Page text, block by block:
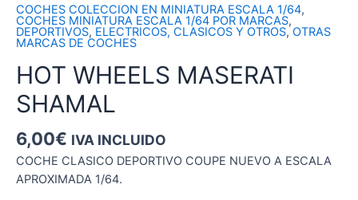
COCHES COLECCION EN MINIATURA ESCALA 1/64,
COCHES MINIATURA ESCALA 1/64 POR MARCAS,
DEPORTIVOS, ELECTRICOS, CLASICOS Y OTROS,OTRAS
MARCAS DE COCHES
HOT WHEELS MASERATI
SHAMAL
6,00€ IVA INCLUIDO
COCHE CLASICO DEPORTIVO COUPE NUEVO A ESCALA
APROXIMADA 1/64.